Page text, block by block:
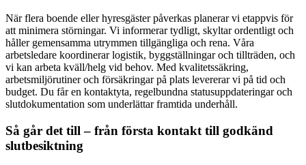
När flera boende eller hyresgäster påverkas planerar vi etappvis för
att minimera störningar. Vi informerar tydligt, skyltar ordentligt och
håller gemensamma utrymmen tillgängliga och rena. Våra
arbetsledare koordinerar logistik, byggställningar och tillträden, och
vi kan arbeta kväll/helg vid behov. Med kvalitetssäkring,
arbetsmiljörutiner och försäkringar på plats levererar vi på tid och
budget. Du får en kontaktyta, regelbundna statusuppdateringar och
slutdokumentation som underlättar framtida underhåll.
Så går det till – från första kontakt till godkänd
slutbesiktning